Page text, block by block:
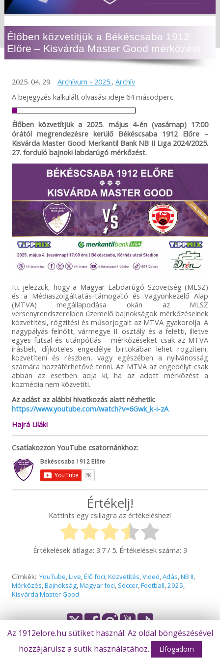
Élőben közvetítjük a Békéscsaba 1912
Előre – Kisvárda Master Good mérkőzést
2025. 04. 29. Archívum - 2025., Archív
A bejegyzés kalkulált olvasási ideje 64 másodperc.
Élőben közvetítjük a 2025. május 4-én (vasárnap) 17:00
órától megrendezésre kerülő Békéscsaba 1912 Előre –
Kisvárda Master Good Merkantil Bank NB II Liga 2024/2025.
27. forduló bajnoki labdarúgó mérkőzést.
Itt jelezzük, hogy a Magyar Labdarúgó Szövetség (MLSZ)
és a Médiaszolgáltatás-támogató és Vagyonkezelő Alap
(MTVA) megállapodása okán az MLSZ
versenyrendszereiben üzemelő bajnokságok mérkőzéseinek
közvetítési, rögzítési és műsorjogait az MTVA gyakorolja. A
nagypályás felnőtt, vármegye II. osztály és a feletti, illetve
egyes futsal és utánpótlás – mérkőzéseket csak az MTVA
írásbeli, díjköteles engedélye birtokában lehet rögzíteni,
közvetíteni és részben, vagy egészében a nyilvánosság
számára hozzáférhetővé tenni. Az MTVA az engedélyt csak
abban az esetben adja ki, ha az adott mérkőzést a
közmédia nem közvetíti.
Az adást az alábbi hivatkozás alatt nézhetik:
https://www.youtube.com/watch?v=6Gwk_k-i-zA
Hajrá Lilák!
Csatlakozzon YouTube csatornánkhoz:
Értékelj!
Kattints egy csillagra az értékeléshez!
Értékelések átlaga: 3.7/ 5. Értékelések száma: 3
Címkék: YouTube,Live,Élő foci,Közvetítés,Videó,Adás,NB II,
Mérkőzés,Bajnokság,Magyar foci, Soccer,Football,2025,
Kisvárda Master Good
© Békéscsaba 1912 Előre Futball Zrt.
Az 1912elore.hu sütiket használ. Az oldal böngészésével
hozzájárulsz a sütik használatához.
Elfogadom
Olvasta már?